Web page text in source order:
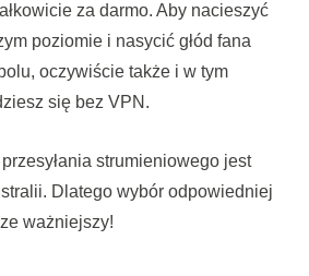
za darmo. Aby nacieszyć
poziomie i nasycić głód fana
oczywiście także i w tym
się bez VPN.
strumieniowego jest
Dlatego wybór odpowiedniej
ważniejszy!